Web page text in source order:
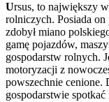
Ursus, to największy
rolniczych. Posiada
zdobył miano
gamę pojazdów,
gospodarstw rolnych.
motoryzacji z
powszechnie cenione.
gospodarstwie